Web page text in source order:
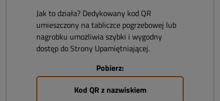
Jak to działa? Dedykowany kod QR
umieszczony na tabliczce pogrzebowej lub
nagrobku umożliwia szybki i wygodny
dostęp do Strony Upamiętniającej.
Pobierz:
Kod QR z nazwiskiem